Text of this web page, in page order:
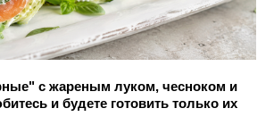
с жареным луком, чесноком и
и будете готовить только их